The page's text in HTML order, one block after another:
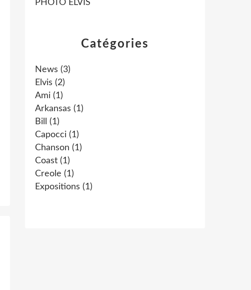
Catégories
News (3)
Elvis (2)
Ami (1)
Arkansas (1)
Bill
(1)
Capocci (1)
Chanson (1)
Coast (1)
Creole (1)
Expositions (1)
PHOTO ELVIS